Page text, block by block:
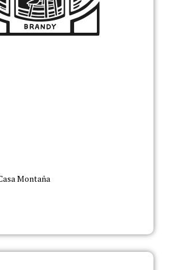
Montaña